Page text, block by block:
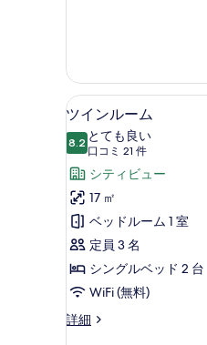
写
真
を
表
示
す
る
台
禁
煙
シ
テ
ィ
ビ
ュ
ー
の
す
ー
ン
ベ
ッ
ド
1
台
禁
煙
シ
テ
ビ
ュ
の
ツ
イ
ン
ル
ー
ム
の
す
べ
て
8
ツインルーム
8.210 点中 8.2
とても良い
口コミ 21 件
(口
コ
ミ
21
件)
シティビュー
17 ㎡
ベッドルーム 1 室
定員 3 名
シングルベッド 2 台
WiFi (無料)
詳細
ツ